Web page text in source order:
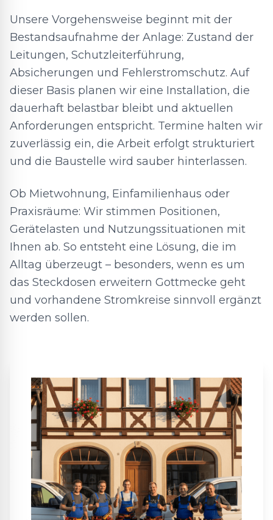
Unsere Vorgehensweise beginnt mit der
Bestandsaufnahme der Anlage: Zustand der
Leitungen, Schutzleiterführung,
Absicherungen und Fehlerstromschutz. Auf
dieser Basis planen wir eine Installation, die
dauerhaft belastbar bleibt und aktuellen
Anforderungen entspricht. Termine halten wir
zuverlässig ein, die Arbeit erfolgt strukturiert
und die Baustelle wird sauber hinterlassen.
Ob Mietwohnung, Einfamilienhaus oder
Praxisräume: Wir stimmen Positionen,
Gerätelasten und Nutzungssituationen mit
Ihnen ab. So entsteht eine Lösung, die im
Alltag überzeugt – besonders, wenn es um
das Steckdosen erweitern Gottmecke geht
und vorhandene Stromkreise sinnvoll ergänzt
werden sollen.